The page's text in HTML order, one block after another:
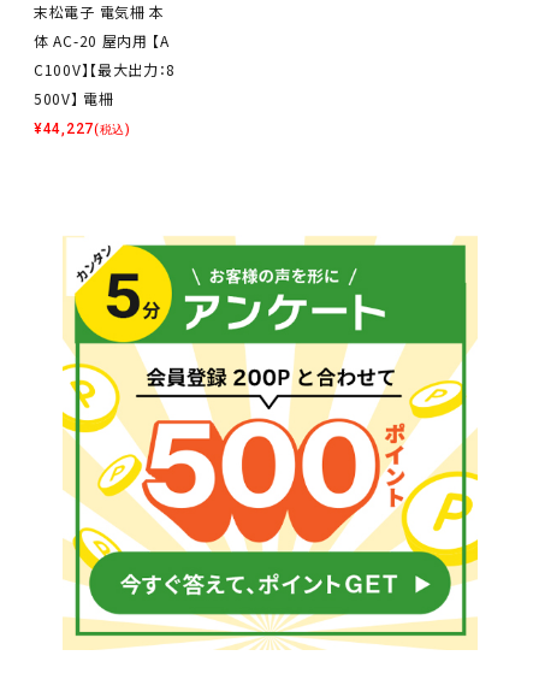
末松電子 電気柵 本
体 AC-20 屋内用 【A
C100V】【最大出力：8
500V】 電柵
¥44,227(税込)